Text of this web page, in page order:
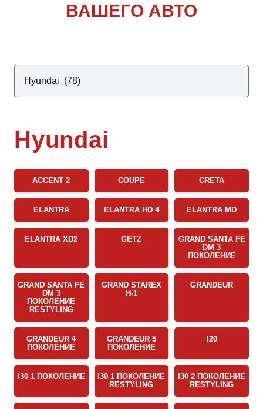
ВАШЕГО АВТО
Hyundai
ACCENT 2 COUPE CRETA
ELANTRA ELANTRA HD 4 ELANTRA MD
ELANTRA XD2 GETZ
GRAND SANTA FE
DM 3
ПОКОЛЕНИЕ
GRAND SANTA FE
DM 3
ПОКОЛЕНИЕ
RESTYLING
GRAND STAREX
H-1
GRANDEUR
GRANDEUR 4
ПОКОЛЕНИЕ
GRANDEUR 5
ПОКОЛЕНИЕ
I20
I30 1 ПОКОЛЕНИЕ
I30 1 ПОКОЛЕНИЕ
RESTYLING
I30 2 ПОКОЛЕНИЕ
RESTYLING